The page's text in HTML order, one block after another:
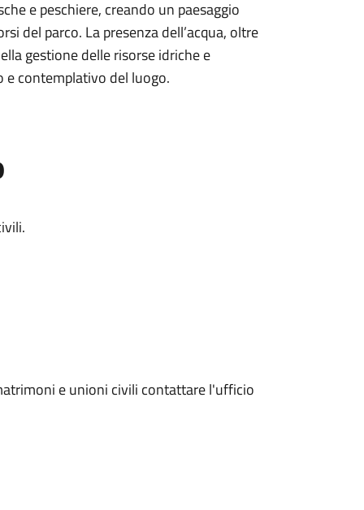
e peschiere, creando un paesaggio
del parco. La presenza dell’acqua, oltre
gestione delle risorse idriche e
contemplativo del luogo.
e unioni civili contattare l'ufficio